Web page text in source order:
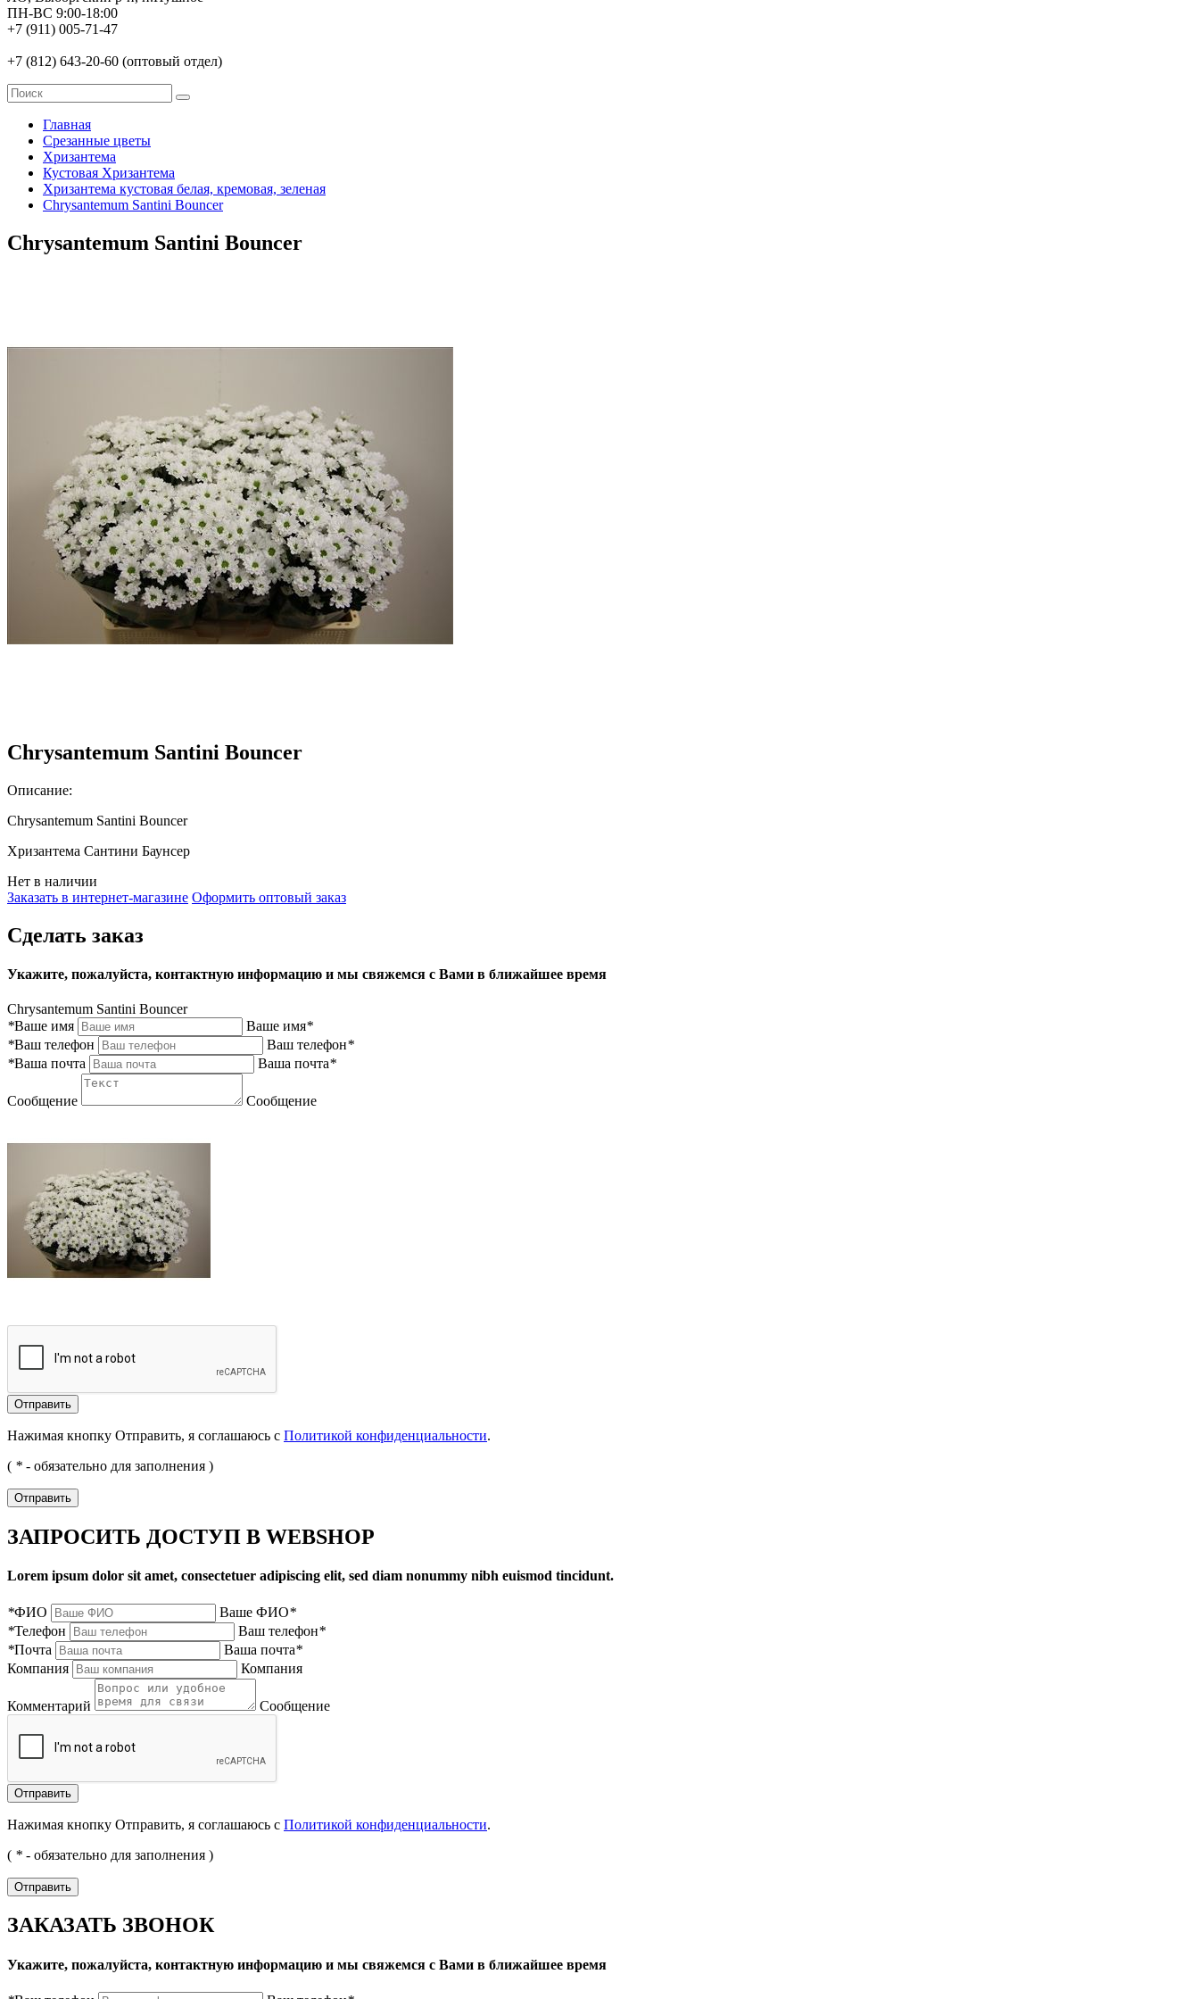
ПН-ВС 9:00-18:00
+7 (911) 005-71-47
+7 (812) 643-20-60 (оптовый отдел)
Главная
Срезанные цветы
Хризантема
Кустовая Хризантема
Хризантема кустовая белая, кремовая, зеленая
Chrysantemum Santini Bouncer
Chrysantemum Santini Bouncer
Chrysantemum Santini Bouncer
Описание:
Chrysantemum Santini Bouncer
Хризантема Сантини Баунсер
Нет в наличии
Заказать в интернет-магазине Оформить оптовый заказ
Сделать заказ
Укажите, пожалуйста, контактную информацию и мы свяжемся с Вами в ближайшее время
Chrysantemum Santini Bouncer
*Ваше имя Ваше имя*
*Ваш телефон Ваш телефон*
*Ваша почта Ваша почта*
Сообщение Сообщение
Отправить
Нажимая кнопку Отправить, я соглашаюсь с Политикой конфиденциальности.
( * - обязательно для заполнения )
Отправить
ЗАПРОСИТЬ ДОСТУП В WEBSHOP
Lorem ipsum dolor sit amet, consectetuer adipiscing elit, sed diam nonummy nibh euismod tincidunt.
*ФИО Ваше ФИО*
*Телефон Ваш телефон*
*Почта Ваша почта*
Компания
Компания
Комментарий Сообщение
Нажимая кнопку Отправить, я соглашаюсь с Политикой конфиденциальности.
( * - обязательно для заполнения )
ЗАКАЗАТЬ ЗВОНОК
Укажите, пожалуйста, контактную информацию и мы свяжемся с Вами в ближайшее время